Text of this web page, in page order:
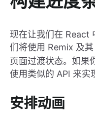
现在让我们在 React
们将使用 Remix 及其
页面过渡状态。如果
使用类似的 API 来实
安排动画